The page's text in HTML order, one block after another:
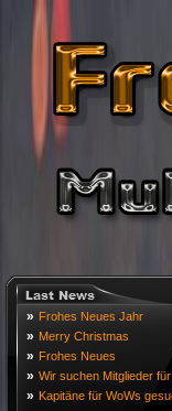
» Frohes Neues Jahr
» Merry Christmas
» Frohes Neues
» Wir suchen Mitglieder für
» Kapitäne für WoWs